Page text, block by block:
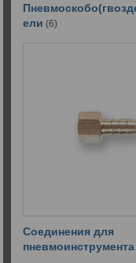
ели 6
Соединения для
пневмоинструмента